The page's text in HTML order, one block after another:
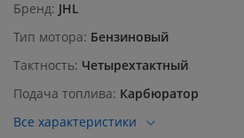
Бренд JHL
Тип мотора Бензиновый
Тактность Четырехтактный
Подача топлива Карбюратор
Все характеристики